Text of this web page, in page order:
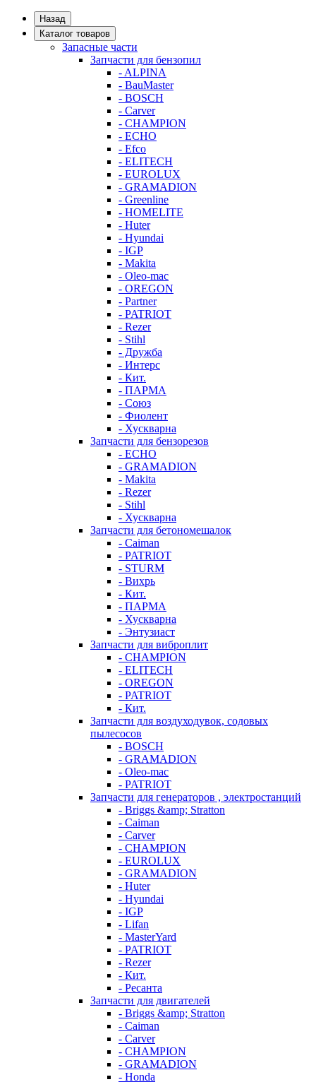
Назад
Каталог товаров
Запасные части
Запчасти для бензопил
- ALPINA
- BauMaster
- BOSCH
- Carver
- CHAMPION
- ECHO
- Efco
- ELITECH
- EUROLUX
- GRAMADION
- Greenline
- HOMELITE
- Huter
- Hyundai
- IGP
- Makita
- Oleo-mac
- OREGON
- Partner
- PATRIOT
- Rezer
- Stihl
- Дружба
- Интерс
- Кит.
- ПАРМА
- Союз
- Фиолент
- Хускварна
Запчасти для бензорезов
- ECHO
- GRAMADION
- Makita
- Rezer
- Stihl
- Хускварна
Запчасти для бетономешалок
- Caiman
- PATRIOT
- STURM
- Вихрь
- Кит.
- ПАРМА
- Хускварна
- Энтузиаст
Запчасти для виброплит
- CHAMPION
- ELITECH
- OREGON
- PATRIOT
- Кит.
Запчасти для воздуходувок, содовых
пылесосов
- BOSCH
- GRAMADION
- Oleo-mac
- PATRIOT
Запчасти для генераторов , электростанций
- Briggs &amp; Stratton
- Caiman
- Carver
- CHAMPION
- EUROLUX
- GRAMADION
- Huter
- Hyundai
- IGP
- Lifan
- MasterYard
- PATRIOT
- Rezer
- Кит.
- Ресанта
Запчасти для двигателей
- Briggs &amp; Stratton
- Caiman
- Carver
- CHAMPION
- GRAMADION
- Honda